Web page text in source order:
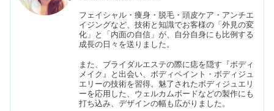
大阪梅田でアートメイクが安い8選｜
リップ・ほくろのモニターも
コーチの年齢層は？ダサい・プレゼン
トにいらない評判は嘘！愛用芸能人も
フェイシャル・痩身・脱毛・頭皮ケア・アンチエ
イジングなど、技術と知識でお客様の「外見の変
化」と「内面の自信」が、自分自身にも比例する
成長の日々を送りました。
また、ブライダルエステの際に痣を隠す『ボディ
メイク』と出会い、ボディペイント・ボディジュ
エリーの技術を習得。魅了されたボディジュエリ
ーを応用した、ウェルカムボードなどの製作にも
打ち込み、デザインの幅も広がりました。